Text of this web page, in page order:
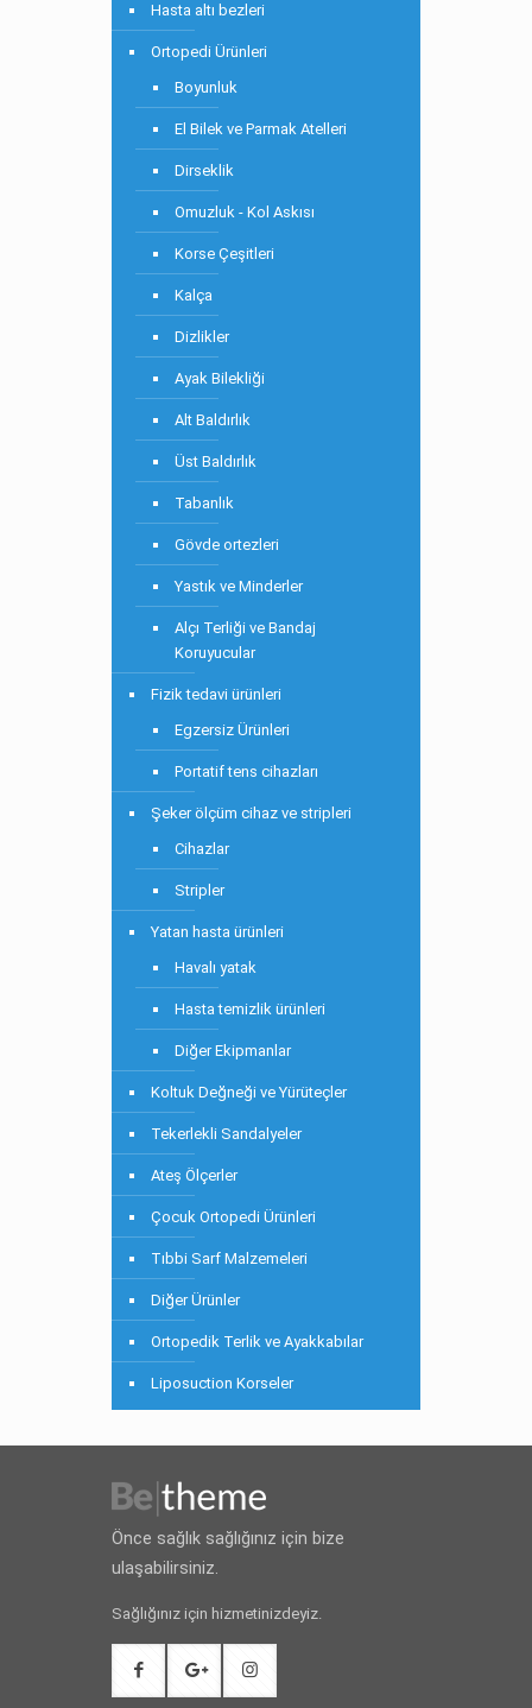
Hasta altı bezleri
Ortopedi Ürünleri
Boyunluk
El Bilek ve Parmak Atelleri
Dirseklik
Omuzluk - Kol Askısı
Korse Çeşitleri
Kalça
Dizlikler
Ayak Bilekliği
Alt Baldırlık
Üst Baldırlık
Tabanlık
Gövde ortezleri
Yastık ve Minderler
Alçı Terliği ve Bandaj
Koruyucular
Fizik tedavi ürünleri
Egzersiz Ürünleri
Portatif tens cihazları
Şeker ölçüm cihaz ve stripleri
Cihazlar
Stripler
Yatan hasta ürünleri
Havalı yatak
Hasta temizlik ürünleri
Diğer Ekipmanlar
Koltuk Değneği ve Yürüteçler
Tekerlekli Sandalyeler
Ateş Ölçerler
Çocuk Ortopedi Ürünleri
Tıbbi Sarf Malzemeleri
Diğer Ürünler
Ortopedik Terlik ve Ayakkabılar
Liposuction Korseler
Önce sağlık sağlığınız için bize
ulaşabilirsiniz.
Sağlığınız için hizmetinizdeyiz.